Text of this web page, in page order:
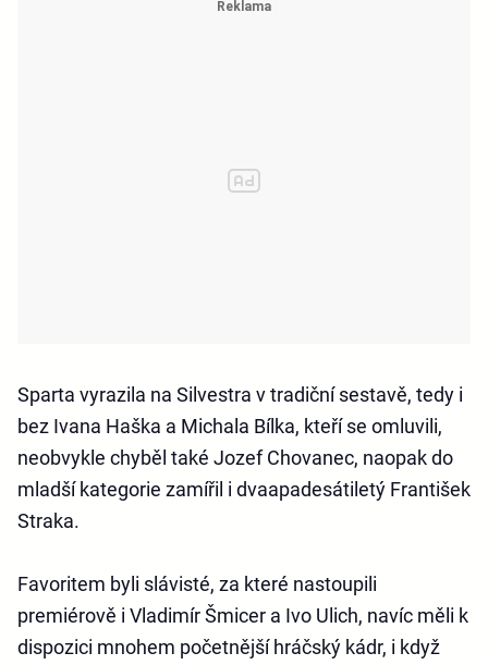
Sparta vyrazila na Silvestra v tradiční sestavě, tedy i
bez Ivana Haška a Michala Bílka, kteří se omluvili,
neobvykle chyběl také Jozef Chovanec, naopak do
mladší kategorie zamířil i dvaapadesátiletý František
Straka.
Favoritem byli slávisté, za které nastoupili
premiérově i Vladimír Šmicer a Ivo Ulich, navíc měli k
dispozici mnohem početnější hráčský kádr, i když